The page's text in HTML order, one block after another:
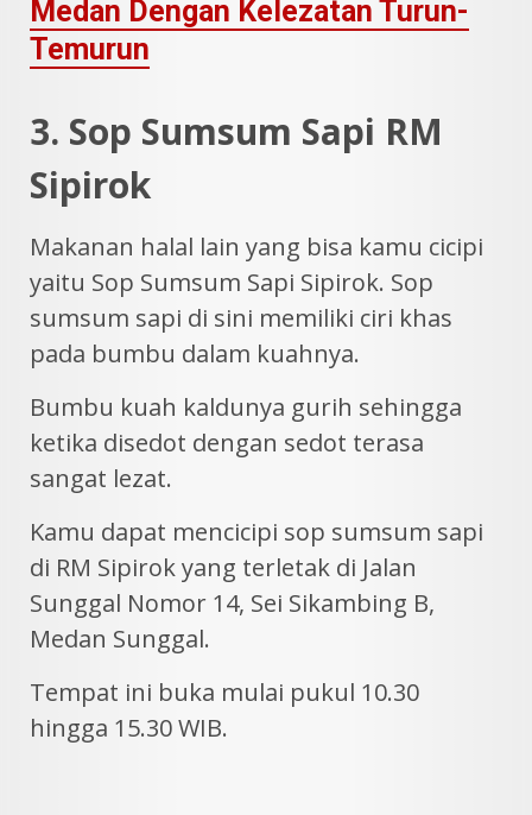
Medan Dengan Kelezatan Turun-
Temurun
3. Sop Sumsum Sapi RM
Sipirok
Makanan halal lain yang bisa kamu cicipi
yaitu Sop Sumsum Sapi Sipirok. Sop
sumsum sapi di sini memiliki ciri khas
pada bumbu dalam kuahnya.
Bumbu kuah kaldunya gurih sehingga
ketika disedot dengan sedot terasa
sangat lezat.
Kamu dapat mencicipi sop sumsum sapi
di RM Sipirok yang terletak di Jalan
Sunggal Nomor 14, Sei Sikambing B,
Medan Sunggal.
Tempat ini buka mulai pukul 10.30
hingga 15.30 WIB.